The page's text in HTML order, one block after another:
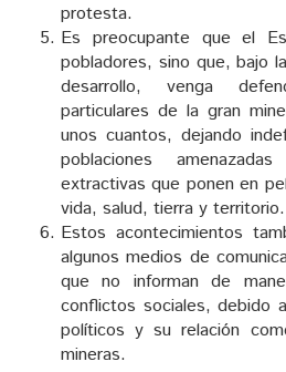
protesta.
Es preocupante que el
pobladores, sino que, bajo
desarrollo, venga
particulares de la gran
unos cuantos, dejando
poblaciones
extractivas que ponen en
vida, salud, tierra y territorio.
Estos acontecimientos
algunos medios de
que no informan de
conflictos sociales, debido
políticos y su relación
mineras.